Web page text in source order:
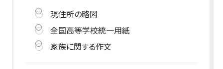
現住所の略図
全国高等学校統一用紙
家族に関する作文